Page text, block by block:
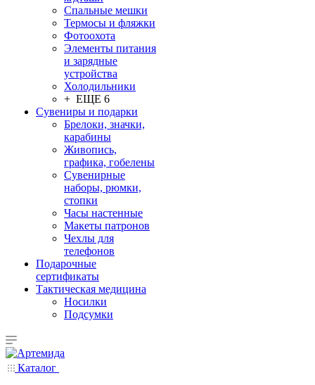
Спальные мешки
Термосы и фляжки
Фотоохота
Элементы питания
и зарядные
устройства
Холодильники
+ ЕЩЕ 6
Сувениры и подарки
Брелоки, значки,
карабины
Живопись,
графика, гобелены
Сувенирные
наборы, рюмки,
стопки
Часы настенные
Макеты патронов
Чехлы для
телефонов
Подарочные
сертификаты
Тактическая медицина
Носилки
Подсумки
Каталог